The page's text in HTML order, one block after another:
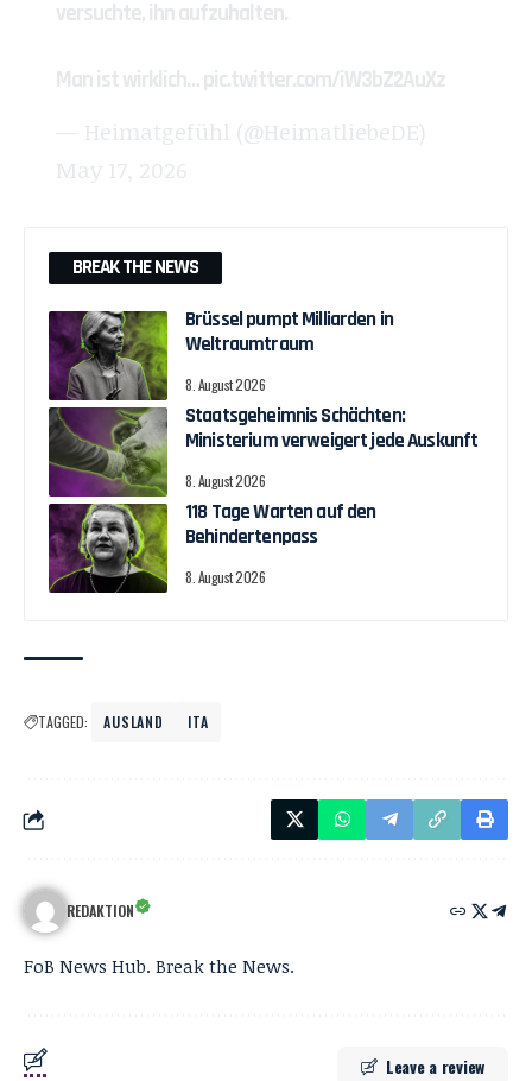
versuchte, ihn aufzuhalten.
Man ist wirklich…pic.twitter.com/iW3bZ2AuXz
— Heimatgefühl (@HeimatliebeDE)
May 17, 2026
BREAK THE NEWS
Brüssel pumpt Milliarden in
Weltraumtraum
8. August 2026
Staatsgeheimnis Schächten:
Ministerium verweigert jede Auskunft
8. August 2026
118 Tage Warten auf den
Behindertenpass
8. August 2026
TAGGED: AUSLAND ITA
REDAKTION
FoB News Hub. Break the News.
Leave a review